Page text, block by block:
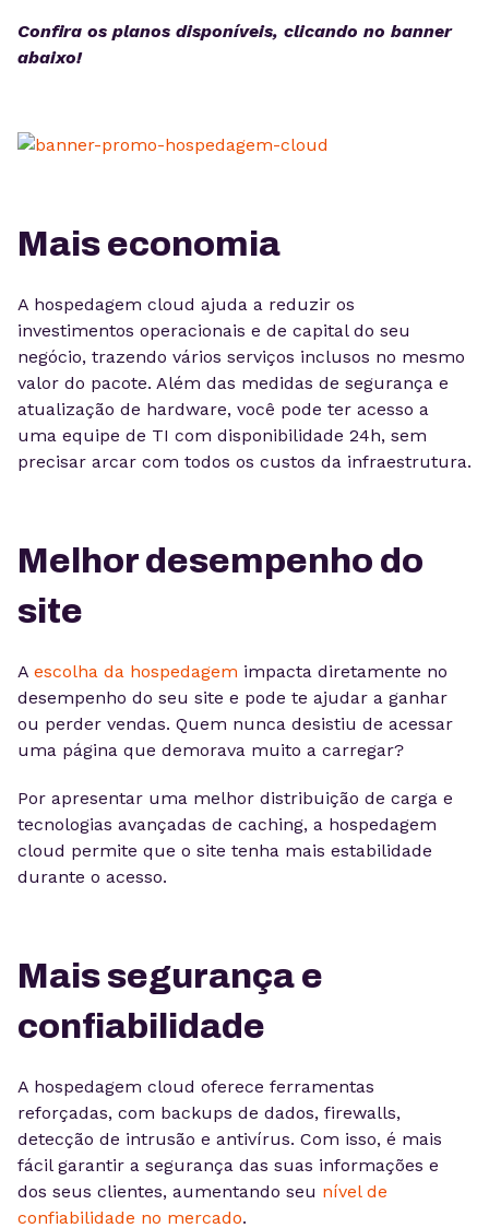
Confira os planos disponíveis, clicando no banner
abaixo!
Mais economia
A hospedagem cloud ajuda a reduzir os
investimentos operacionais e de capital do seu
negócio, trazendo vários serviços inclusos no mesmo
valor do pacote. Além das medidas de segurança e
atualização de hardware, você pode ter acesso a
uma equipe de TI com disponibilidade 24h, sem
precisar arcar com todos os custos da infraestrutura.
Melhor desempenho do
site
A escolha da hospedagem impacta diretamente no
desempenho do seu site e pode te ajudar a ganhar
ou perder vendas. Quem nunca desistiu de acessar
uma página que demorava muito a carregar?
Por apresentar uma melhor distribuição de carga e
tecnologias avançadas de caching, a hospedagem
cloud permite que o site tenha mais estabilidade
durante o acesso.
Mais segurança e
confiabilidade
A hospedagem cloud oferece ferramentas
reforçadas, com backups de dados, firewalls,
detecção de intrusão e antivírus. Com isso, é mais
fácil garantir a segurança das suas informações e
dos seus clientes, aumentando seu nível de
confiabilidade no mercado.